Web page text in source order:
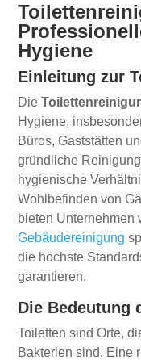
Hygiene
Einleitung zur
Die
Hygiene,
Büros, Gaststätten
gründliche
hygienische
Wohlbefinden von
bieten Unternehmen
Gebäudereinigung
die höchste
garantieren.
Die Bedeutung
Toiletten sind Orte,
Bakterien sind. Eine